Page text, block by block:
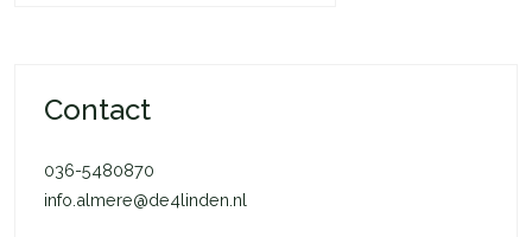
Contact
036-5480870
info.almere@de4linden.nl